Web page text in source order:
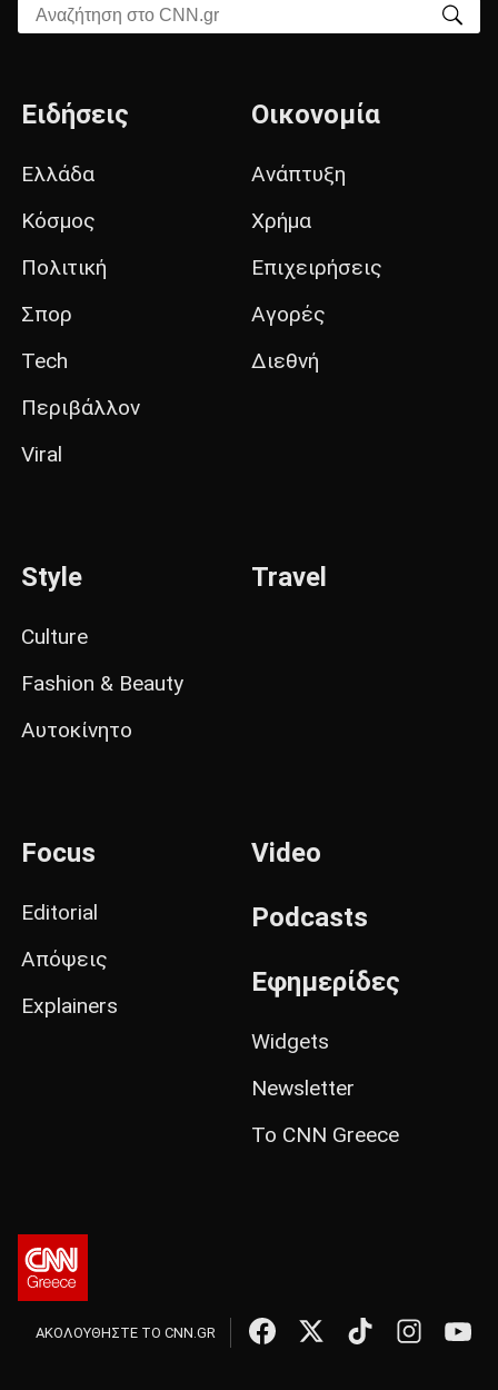
Αναζήτηση στο CNN.gr
Ειδήσεις
Ελλάδα
Κόσμος
Πολιτική
Σπορ
Tech
Περιβάλλον
Viral
Οικονομία
Ανάπτυξη
Χρήμα
Επιχειρήσεις
Αγορές
Διεθνή
Style
Culture
Fashion & Beauty
Αυτοκίνητο
Travel
Focus
Editorial
Απόψεις
Explainers
Video
Podcasts
Εφημερίδες
Widgets
Newsletter
Το CNN Greece
ΑΚΟΛΟΥΘΗΣΤΕ ΤΟ CNN.GR